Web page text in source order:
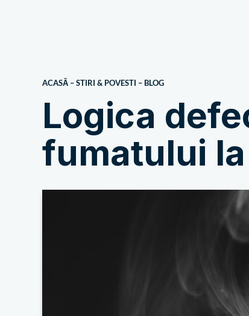
ACASĂ –STIRI & POVESTI – BLOG
Logica
fumatului